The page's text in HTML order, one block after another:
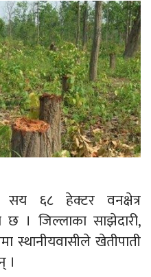
सय ६८ हेक्टर वनक्षेत्र
। जिल्लाका साझेदारी,
स्थानीयवासीले खेतीपाती
।